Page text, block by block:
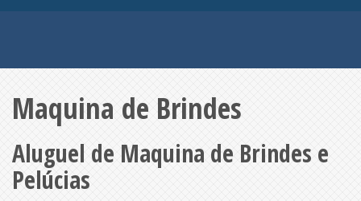
Maquina de Brindes
Aluguel de Maquina de Brindes e
Pelúcias